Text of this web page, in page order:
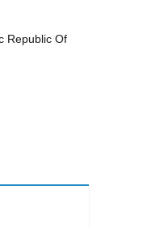
Republic Of